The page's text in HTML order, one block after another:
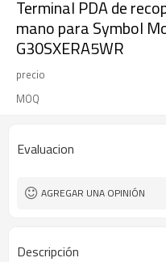
Terminal PDA de
mano para Symbol
G30SXERA5WR
precio
MOQ
Evaluacion
AGREGAR UNA OPINIÓN
Descripción